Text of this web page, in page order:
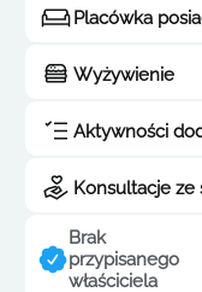
Placówka
Wyżywienie
Aktywności
Konsultacje ze
Brak
przypisanego
właściciela